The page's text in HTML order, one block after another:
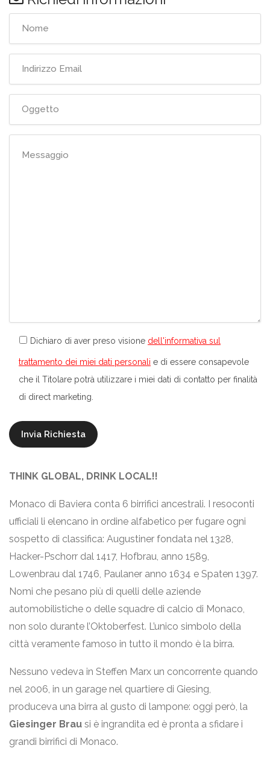
Dichiaro di aver preso visione dell'informativa sul
trattamento dei miei dati personali e di essere consapevole
che il Titolare potrà utilizzare i miei dati di contatto per finalità
di direct marketing.
THINK GLOBAL, DRINK LOCAL!!
Monaco di Baviera conta 6 birrifici ancestrali. I resoconti
ufficiali li elencano in ordine alfabetico per fugare ogni
sospetto di classifica: Augustiner fondata nel 1328,
Hacker-Pschorr dal 1417, Hofbrau, anno 1589,
Lowenbrau dal 1746, Paulaner anno 1634 e Spaten 1397.
Nomi che pesano più di quelli delle aziende
automobilistiche o delle squadre di calcio di Monaco,
non solo durante l’Oktoberfest. L’unico simbolo della
città veramente famoso in tutto il mondo è la birra.
Nessuno vedeva in Steffen Marx un concorrente quando
nel 2006, in un garage nel quartiere di Giesing,
produceva una birra al gusto di lampone: oggi però, la
Giesinger Brau si è ingrandita ed è pronta a sfidare i
grandi birrifici di Monaco.